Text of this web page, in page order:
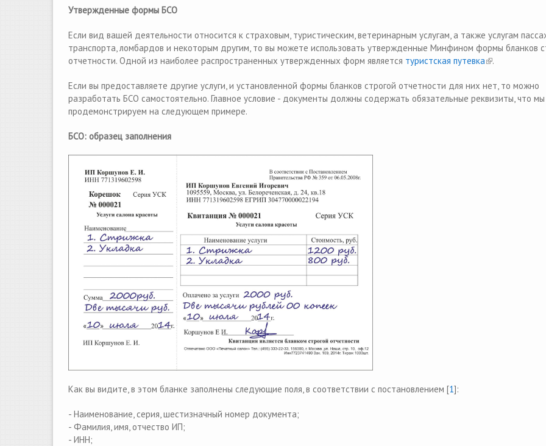
Утвержденные формы БСО
Если вид вашей деятельности относится к страховым, туристическим, ветеринарным услугам, а также услугам
транспорта, ломбардов и некоторым другим, то вы можете использовать утвержденные Минфином формы бланков
отчетности. Одной из наиболее распространенных утвержденных форм является туристская путевка(link is
.
Если вы предоставляете другие услуги, и установленной формы бланков строгой отчетности для них нет, то можно
разработать БСО самостоятельно. Главное условие - документы должны содержать обязательные реквизиты, что
продемонстрируем на следующем примере.
БСО: образец заполнения
Как вы видите, в этом бланке заполнены следующие поля, в соответствии с постановлением [1]:
- Наименование, серия, шестизначный номер документа;
- Фамилия, имя, отчество ИП;
- ИНН;